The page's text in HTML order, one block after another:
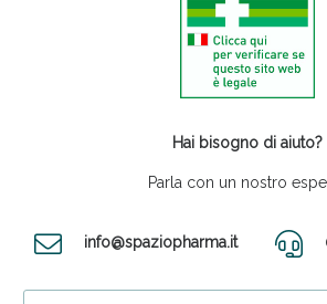
Hai bisogno di aiuto?
Parla con un nostro
info@spaziopharma.it